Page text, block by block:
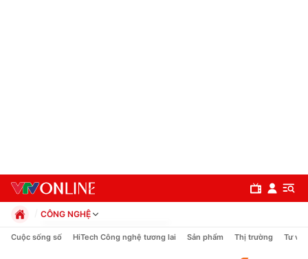
CÔNG NGHỆ
Chính trị
Cuộc sống số HiTech Công nghệ tương lai Sản phẩm Thị trường Tư vấn